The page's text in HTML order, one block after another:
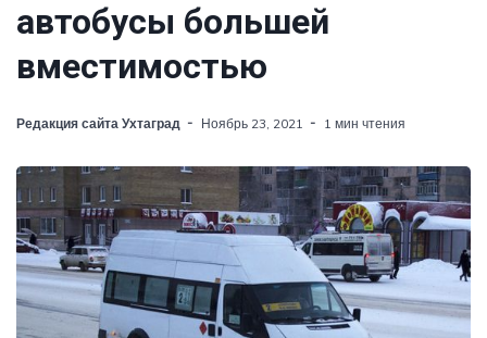
автобусы большей
вместимостью
Редакция сайта Ухтаград Ноябрь 23, 2021 1 мин чтения